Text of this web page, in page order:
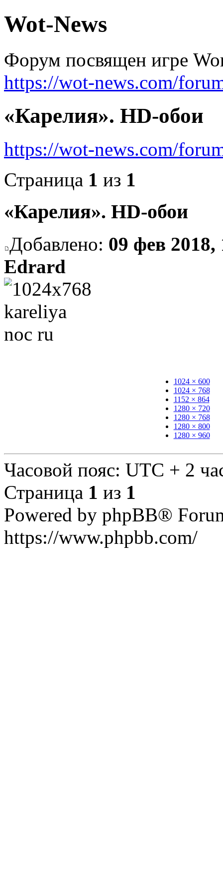
Wot-News
Форум посвящен игре
https://wot-news.com/
«Карелия». HD-обои
https://wot-news.com/
Страница 1 из 1
«Карелия». HD-обои
Добавлено: 09 фев 2018,
Edrard
1024 × 600
1024 × 768
1152 × 864
1280 × 720
1280 × 768
1280 × 800
1280 × 960
Часовой пояс: UTC + 2
Страница 1 из 1
Powered by phpBB®
https://www.phpbb.com/